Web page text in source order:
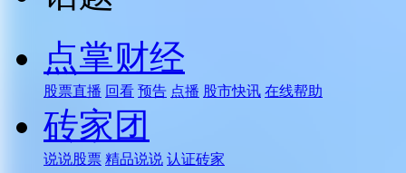
点掌财经
股票直播 回看 预告 点播 股市快讯 在线帮助
砖家团
说说股票 精品说说 认证砖家